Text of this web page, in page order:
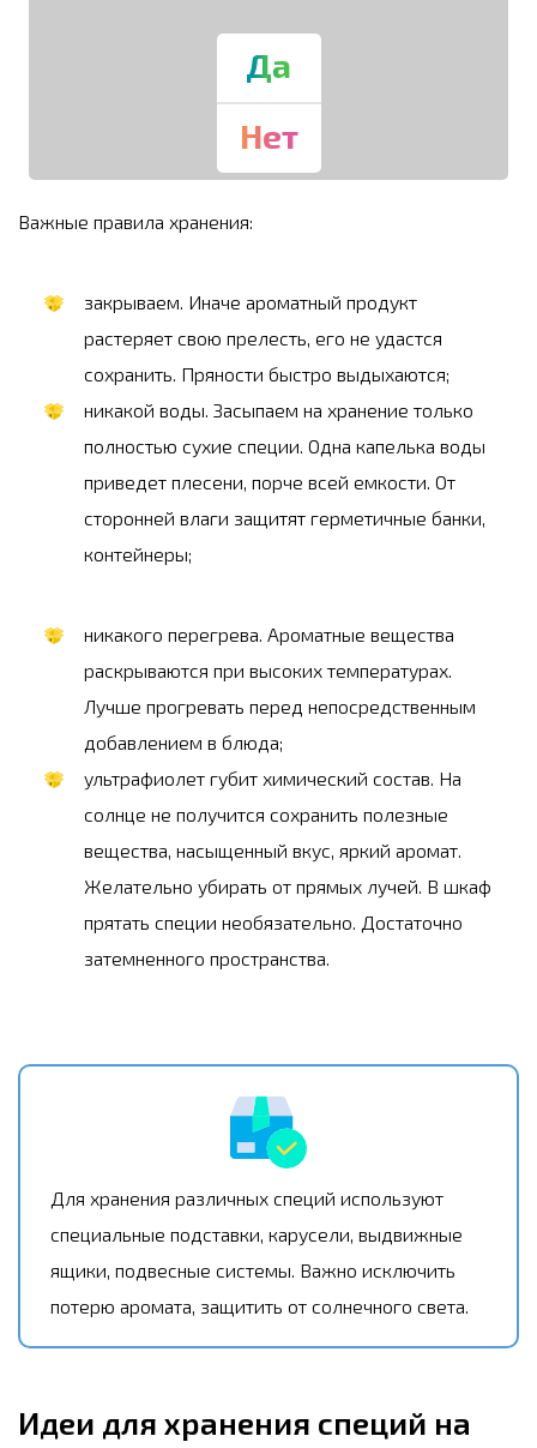
Да
Нет
Важные правила хранения:
закрываем. Иначе ароматный продукт
растеряет свою прелесть, его не удастся
сохранить. Пряности быстро выдыхаются;
никакой воды. Засыпаем на хранение только
полностью сухие специи. Одна капелька воды
приведет плесени, порче всей емкости. От
сторонней влаги защитят герметичные банки,
контейнеры;
никакого перегрева. Ароматные вещества
раскрываются при высоких температурах.
Лучше прогревать перед непосредственным
добавлением в блюда;
ультрафиолет губит химический состав. На
солнце не получится сохранить полезные
вещества, насыщенный вкус, яркий аромат.
Желательно убирать от прямых лучей. В шкаф
прятать специи необязательно. Достаточно
затемненного пространства.
Для хранения различных специй используют
специальные подставки, карусели, выдвижные
ящики, подвесные системы. Важно исключить
потерю аромата, защитить от солнечного света.
Идеи для хранения специй на